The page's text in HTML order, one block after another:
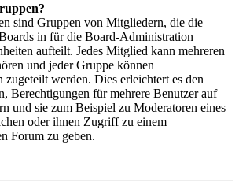
sind Gruppen von Mitgliedern, die die
in für die Board-Administration
aufteilt. Jedes Mitglied kann mehreren
und jeder Gruppe können
zugeteilt werden. Dies erleichtert es den
Berechtigungen für mehrere Benutzer auf
und sie zum Beispiel zu Moderatoren eines
oder ihnen Zugriff zu einem
Forum zu geben.